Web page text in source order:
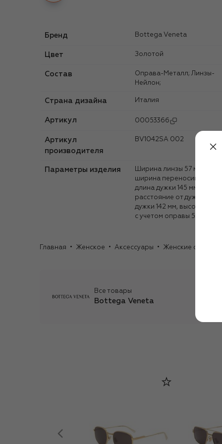
Бренд Bottega Veneta
Цвет Золотой
Состав
Оправа-Металл; Линзы-
Нейлон;
Страна дизайна Италия
Артикул 00053366
Артикул
производителя
BV1042SA 002
Параметры изделия
Ширина линзы 57 мм,
ширина переносицы 20 мм,
длина дужки 145 мм,
расстояние от дужки до
дужки 142 мм, высота линзы
с учетом оправы 53 мм.
Главная Женское Аксессуары Женские очки
Все товары
Bottega Veneta